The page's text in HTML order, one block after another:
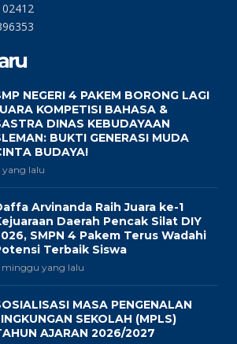
NEGERI 4 PAKEM BORONG LAGI
KOMPETISI BAHASA &
DINAS KEBUDAYAAN
BUKTI GENERASI MUDA
BUDAYA!
lalu
Arvinanda Raih Juara ke-1
Daerah Pencak Silat DIY
SMPN 4 Pakem Terus Wadahi
Terbaik Siswa
minggu yang lalu
MASA PENGENALAN
SEKOLAH (MPLS)
AJARAN 2026/2027